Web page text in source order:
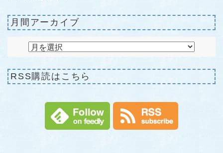
月間アーカイブ
RSS購読はこちら